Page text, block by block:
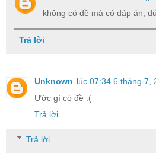
không có đề mà có đáp án,
Trả lời
Unknown lúc 07:34 6 tháng 7,
Ước gì có đề :(
Trả lời
Trả lời